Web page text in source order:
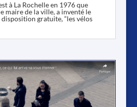
à La Rochelle en 1976 que
maire de la ville, a inventé le
gratuite, “les vélos